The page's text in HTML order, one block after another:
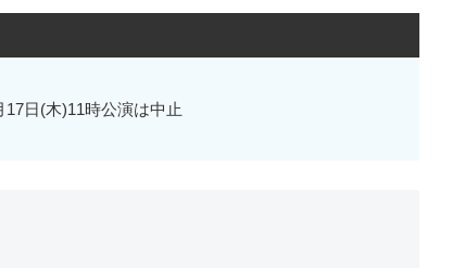
17日(木)11時公演は中止